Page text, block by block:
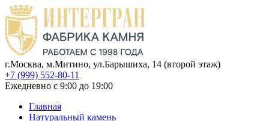
г.Москва, м.Митино, ул.Барышиха, 14 (второй этаж)
+7 (999) 552-80-11
Ежедневно с 9:00 до 19:00
Главная
Натуральный камень